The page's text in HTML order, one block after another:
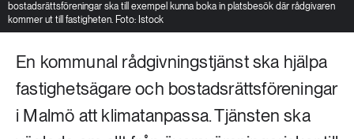
bostadsrättsföreningar ska till exempel kunna boka in platsbesök där rådgivaren
kommer ut till fastigheten. Foto: Istock
En kommunal rådgivningstjänst ska hjälpa
fastighetsägare och bostadsrättsföreningar
i Malmö att klimatanpassa. Tjänsten ska